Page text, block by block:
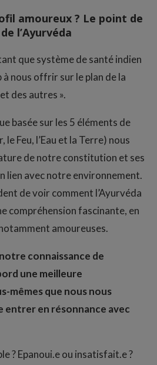
amoureux ? Le point de
l’Ayurvéda
que système de santé indien
à nous offrir sur le plan de la
des autres ».
basée sur les 5 éléments de
le Feu, l’Eau et la Terre) nous
de notre constitution et ses
lien avec notre environnement.
de voir comment l’Ayurvéda
compréhension fascinante, en
amoureuses.
connaissance de
une meilleure
mêmes que nous nous
en résonnance avec
? Epanoui.e ou insatisfait.e ?